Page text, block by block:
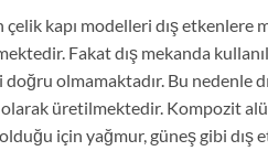
kapı modelleri dış etkenlere
Fakat dış mekanda
olmamaktadır. Bu nedenle
üretilmektedir. Kompozit
için yağmur, güneş gibi dış